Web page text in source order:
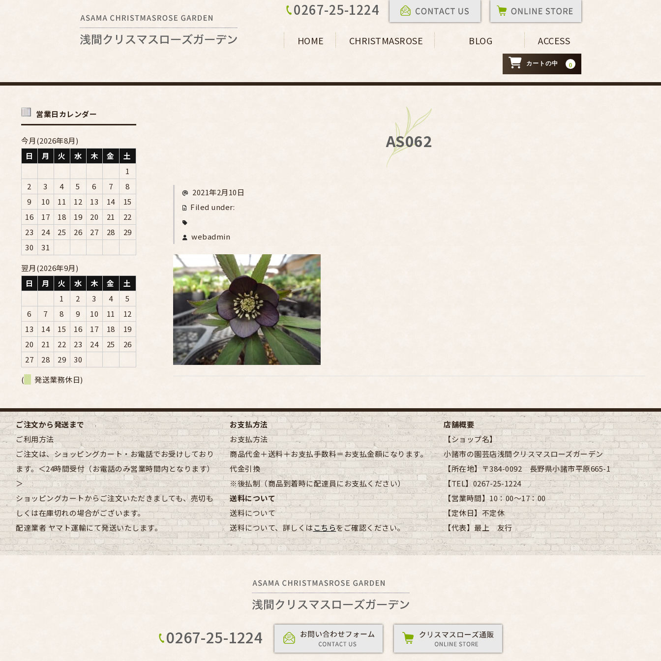
0267-25-1224
HOME CHRISTMASROSE BLOG ACCESS
カートの中 0
AS062
2021年2月10日
Filed under:
webadmin
営業日カレンダー
今月(2026年8月)
日
月 火 水 木 金
土
1
2
3 4 5 6 7
8
9
10 11 12 13 14
15
16
17 18 19 20 21
22
23
24 25 26 27 28
29
30
31
翌月(2026年9月)
日
月 火 水 木 金
土
1
2 3 4
5
6
7 8 9 10 11
12
13
14 15 16 17 18
19
20
21 22 23 24 25
26
27
28 29
30
(
発送業務休日)
ご注文から発送まで
ご利用方法
ご注文は、ショッピングカート・お電話でお受けしており
ます。＜24時間受付（お電話のみ営業時間内となります）
＞
ショッピングカートからご注文いただきましても、売切も
しくは在庫切れの場合がございます。
配達業者ヤマト運輸にて発送いたします。
お支払方法
お支払方法
商品代金＋送料＋お支払手数料＝お支払金額になります。
代金引換
※後払制（商品到着時に配達員にお支払ください）
送料について
送料について
送料について、詳しくはこちらをご確認ください。
店舗概要
【ショップ名】
小諸市の園芸店浅間クリスマスローズガーデン
【所在地】〒384-0092 長野県小諸市平原665-1
【TEL】0267-25-1224
【営業時間】10：00～17：00
【定休日】不定休
【代表】最上 友行
0267-25-1224